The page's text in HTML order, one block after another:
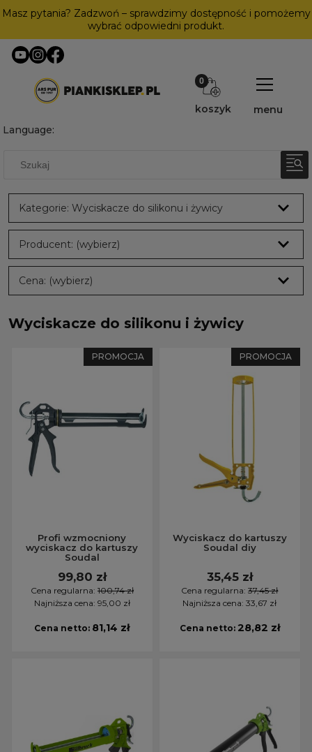
Masz pytania? Zadzwoń – sprawdzimy dostępność i pomożemy
wybrać odpowiedni produkt.
koszyk
menu
Language:
Kategorie: Wyciskacze do silikonu i żywicy
Producent: (wybierz)
Cena: (wybierz)
Wyciskacze do silikonu i żywicy
Profi wzmocniony
wyciskacz do kartuszy
Soudal
99,80 zł
Cena regularna: 100,74 zł
Najniższa cena: 95,00 zł
Cena netto: 81,14 zł
PROMOCJA
Wyciskacz do kartuszy
Soudal diy
35,45 zł
Cena regularna:37,45 zł
Najniższa cena:33,67 zł
Cena netto: 28,82 zł
PROMOCJA